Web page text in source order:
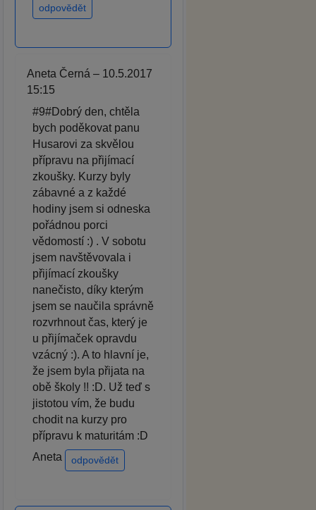
odpovědět
Aneta Černá – 10.5.2017
15:15
#9#Dobrý den, chtěla
bych poděkovat panu
Husarovi za skvělou
přípravu na přijímací
zkoušky. Kurzy byly
zábavné a z každé
hodiny jsem si odneska
pořádnou porci
vědomostí :) . V sobotu
jsem navštěvovala i
přijímací zkoušky
nanečisto, díky kterým
jsem se naučila správně
rozvrhnout čas, který je
u přijímaček opravdu
vzácný :). A to hlavní je,
že jsem byla přijata na
obě školy !! :D. Už teď s
jistotou vím, že budu
chodit na kurzy pro
přípravu k maturitám :D
Aneta
odpovědět